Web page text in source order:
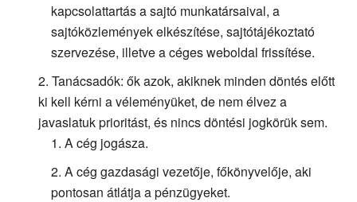
kapcsolattartás a sajtó munkatársaival, a
sajtóközlemények elkészítése, sajtótájékoztató
szervezése, illetve a céges weboldal frissítése.
Tanácsadók: ők azok, akiknek minden döntés előtt
ki kell kérni a véleményüket, de nem élvez a
javaslatuk prioritást, és nincs döntési jogkörük sem.
A cég jogásza.
A cég gazdasági vezetője, főkönyvelője, aki
pontosan átlátja a pénzügyeket.